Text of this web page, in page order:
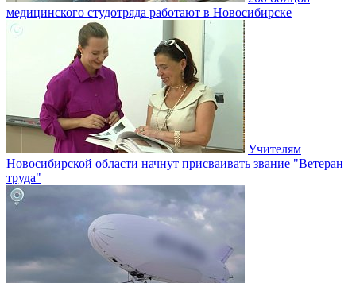
медицинского студотряда работают в Новосибирске
Учителям
Новосибирской области начнут присваивать звание "Ветеран
труда"